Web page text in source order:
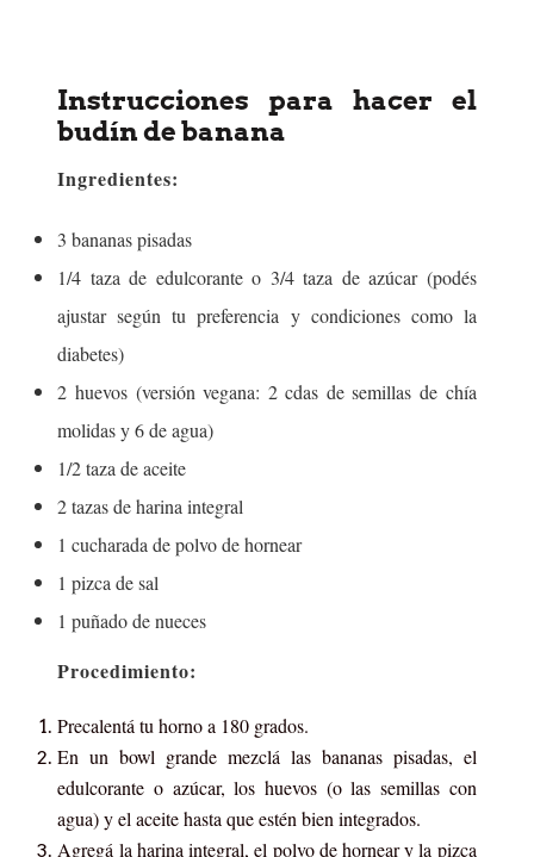
Instrucciones para hacer el
budín de banana
Ingredientes:
3 bananas pisadas
1/4 taza de edulcorante o 3/4 taza de azúcar (podés
ajustar según tu preferencia y condiciones como la
diabetes)
2 huevos (versión vegana: 2 cdas de semillas de chía
molidas y 6 de agua)
1/2 taza de aceite
2 tazas de harina integral
1 cucharada de polvo de hornear
1 pizca de sal
1 puñado de nueces
Procedimiento:
Precalentá tu horno a 180 grados.
En un bowl grande mezclá las bananas pisadas, el
edulcorante o azúcar, los huevos (o las semillas con
agua) y el aceite hasta que estén bien integrados.
Agregá la harina integral, el polvo de hornear y la pizca